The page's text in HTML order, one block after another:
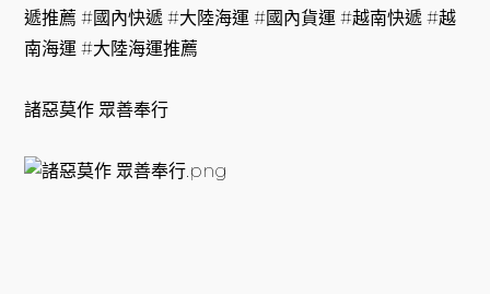
遞推薦 #國內快遞 #大陸海運 #國內貨運 #越南快遞 #越
南海運 #大陸海運推薦
諸惡莫作 眾善奉行